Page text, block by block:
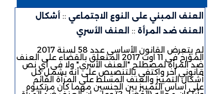
العنف المبني على النوع الاجتماعي :: أشكال
العنف ضد المرأة :: العنف الأسري
لم يتعرض القانون الأساسي عدد 58 لسنة 2017
المؤرخ في 11 اوت 2017 المتعلق بالقضاء على العنف
ضد المرأة لمصطلح "العنف الأسري" ولا في أي نص
قانوني آخر واكتفى بالتنصيص على أنه يشمل كل
أشكال التمييز والعنف المسلط على المرأة القائم
على أساس التمييز بين الجنسين مهما كان مرتكبوه